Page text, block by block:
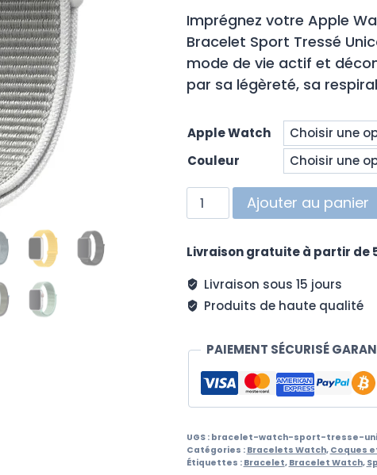
Imprégnez votre Apple
Bracelet Sport Tressé
mode de vie actif et
par sa légèreté, sa
Apple Watch
Couleur
quantité
de
Watch
Tresse
Unicolore
Ajouter au panier
Livraison gratuite à partir de
Livraison sous 15 jours
Produits de haute qualité
PAIEMENT SÉCURISÉ
UGS : bracelet-watch-sport-tresse-
Catégories : Bracelets Watch, Coques
Étiquettes : Bracelet, Bracelet Watch,